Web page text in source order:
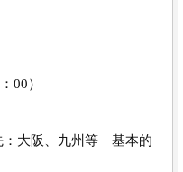
00）
：大阪、九州等 基本的